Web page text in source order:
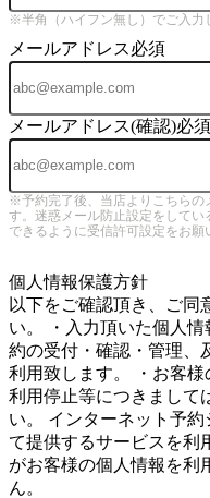
※半角（ハイフン無し）でご入力
メールアドレス必須
メールアドレス(確認)必須
※予約完了後、当店よりこちらの
す。迷惑メール防止設定をしてい
できるように受信許可設定をお願
個人情報保護方針
以下をご確認頂き、ご同
い。 ・入力頂いた個人
約の受付・確認・管理、
利用致します。 ・お客様
利用停止等につきまして
い。 インターネット予
て提供するサービスを利
がお客様の個人情報を利
ん。